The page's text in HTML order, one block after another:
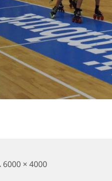
Původní
6000 × 4000